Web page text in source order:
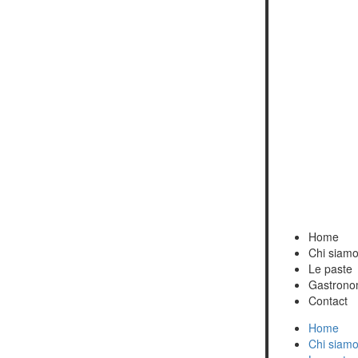
Home
Chi siamo
Le paste
Contact
Home
Chi siamo